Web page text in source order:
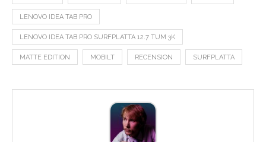
LENOVO IDEA TAB PRO
LENOVO IDEA TAB PRO SURFPLATTA 12.7 TUM 3K
MATTE EDITION MOBILT RECENSION SURFPLATTA